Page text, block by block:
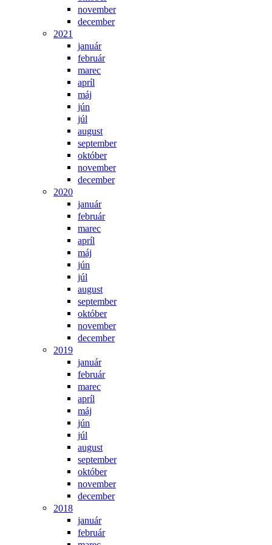
november
december
2021
január
február
marec
apríl
máj
jún
júl
august
september
október
november
december
2020
január
február
marec
apríl
máj
jún
júl
august
september
október
november
december
2019
január
február
marec
apríl
máj
jún
júl
august
september
október
november
december
2018
január
február